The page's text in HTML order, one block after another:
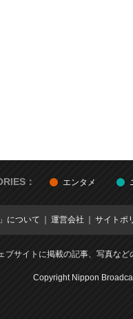
： エンタメ
について 運営会社 サイトポ
ブサイトに掲載の記事、写真など
Copyright Nippon